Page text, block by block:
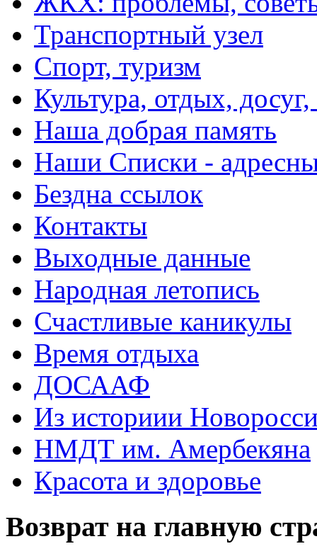
Транспортный узел
Спорт, туризм
Культура, отдых,
Наша добрая память
Наши Списки -
Бездна ссылок
Контакты
Выходные данные
Народная летопись
Счастливые каникулы
Время отдыха
ДОСААФ
Из историии
НМДТ им. Амербекяна
Красота и здоровье
Возврат на главную